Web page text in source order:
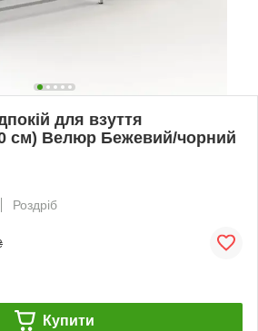
для взуття
см) Велюр Бежевий/чорний
Роздріб
Купити